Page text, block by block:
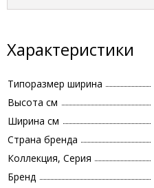
Характеристики
Типоразмер ширина
Высота см
Ширина см
Страна бренда
Коллекция, Серия
Бренд